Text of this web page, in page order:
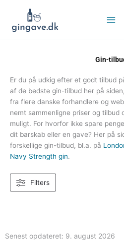
indholdet
Gin-
Er du på udkig efter et godt tilbud
af de bedste gin-tilbud her på
fra flere danske forhandlere og
nemt sammenligne priser og tilbud
muligt. For hvorfor ikke spare
dit barskab eller en gave? Her på
forskellige gin-tilbud, bl.a. på
Navy Strength gin.
Filters
Senest opdateret: 9. august 2026